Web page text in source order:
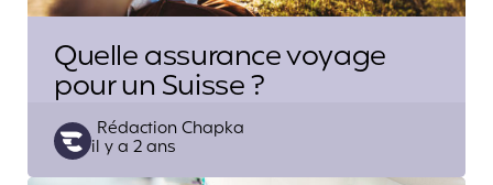
Quelle assurance voyage
pour un Suisse ?
Posted
by
Rédaction Chapka
il y a 2 ans